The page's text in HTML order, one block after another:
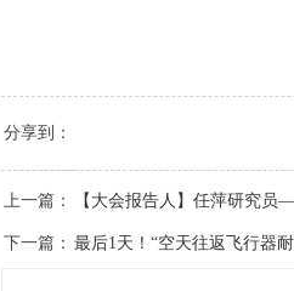
分享到：
上一篇： 【大会报告人】任萍研究
下一篇： 最后1天！“空天往返飞行器